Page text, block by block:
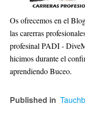
Os ofrecemos en el
las carerras
profesinal PADI -
hicimos durante el
aprendiendo Buceo.
Published in